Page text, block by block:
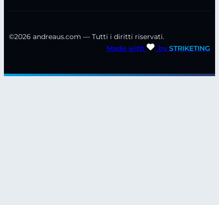
©2026 andreaus.com — Tutti i diritti riservati.
Made with
by STRIKETING